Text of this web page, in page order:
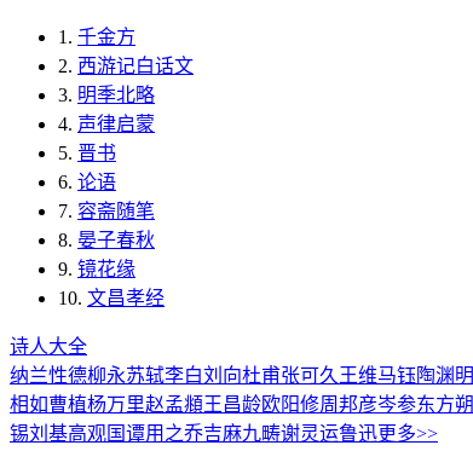
1. 千金方
2. 西游记白话文
3. 明季北略
4. 声律启蒙
5. 晋书
6. 论语
7. 容斋随笔
8. 晏子春秋
9. 镜花缘
10. 文昌孝经
诗人大全
纳兰性德柳永苏轼李白刘向杜甫张可久 王维马钰陶渊明
相如曹植杨万里赵孟頫王昌龄欧阳修周邦彦岑参东方朔
锡刘基高观国谭用之乔吉麻九畴谢灵运鲁迅更多>>